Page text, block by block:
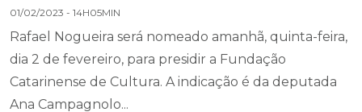
01/02/2023 - 14H05MIN
Rafael Nogueira será nomeado amanhã, quinta-feira,
dia 2 de fevereiro, para presidir a Fundação
Catarinense de Cultura. A indicação é da deputada
Ana Campagnolo...